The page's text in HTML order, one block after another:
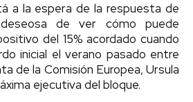
a la espera de la respuesta de
de ver cómo puede
del 15% acordado cuando
inicial el verano pasado entre
de la Comisión Europea, Ursula
ejecutiva del bloque.